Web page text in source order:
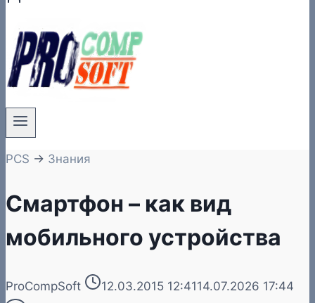
PCS → Знания
Смартфон – как вид
мобильного устройства
ProCompSoft 12.03.2015 12:4114.07.2026 17:44